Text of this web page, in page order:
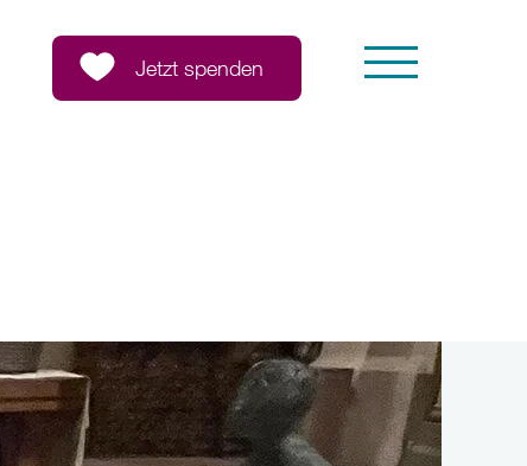
Jetzt spenden